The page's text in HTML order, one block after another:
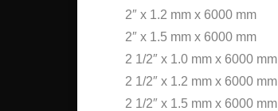
2″ x 1.2 mm x 6000 mm
2″ x 1.5 mm x 6000 mm
2 1/2″ x 1.0 mm x 6000 mm
2 1/2″ x 1.2 mm x 6000 mm
2 1/2″ x 1.5 mm x 6000 mm